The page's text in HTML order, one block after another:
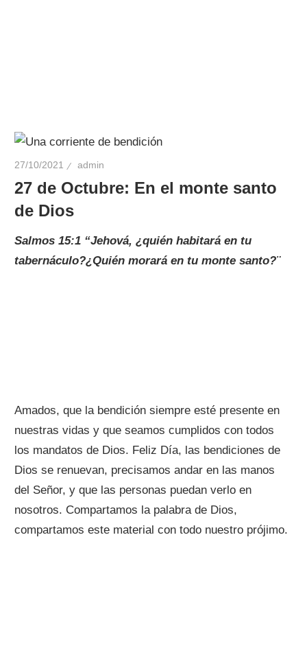
27/10/2021 admin
27 de Octubre: En el monte santo
de Dios
Salmos 15:1 “Jehová, ¿quién habitará en tu
tabernáculo?¿Quién morará en tu monte santo?¨
Amados, que la bendición siempre esté presente en
nuestras vidas y que seamos cumplidos con todos
los mandatos de Dios. Feliz Día, las bendiciones de
Dios se renuevan, precisamos andar en las manos
del Señor, y que las personas puedan verlo en
nosotros. Compartamos la palabra de Dios,
compartamos este material con todo nuestro prójimo.